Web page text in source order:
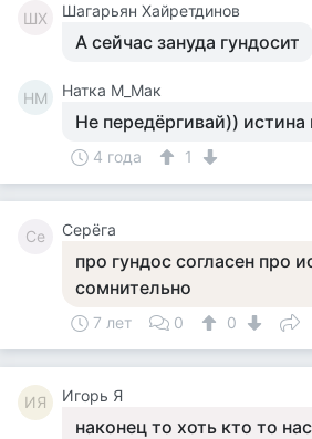
ШХ Шагарьян Хайретдинов
А сейчас зануда гундосит
НМ Натка М_Мак
Не передёргивай)) истина
4 года 1
Се Серёга
про гундос согласен про
сомнительно
7 лет 0 0
ИЯ Игорь Я
наконец то хоть кто то